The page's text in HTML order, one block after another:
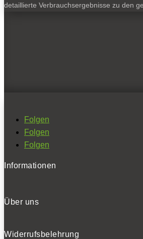
detaillierte Verbrauchsergebnisse zu den
Folgen
Folgen
Folgen
Informationen
Über uns
Widerrufsbelehrung